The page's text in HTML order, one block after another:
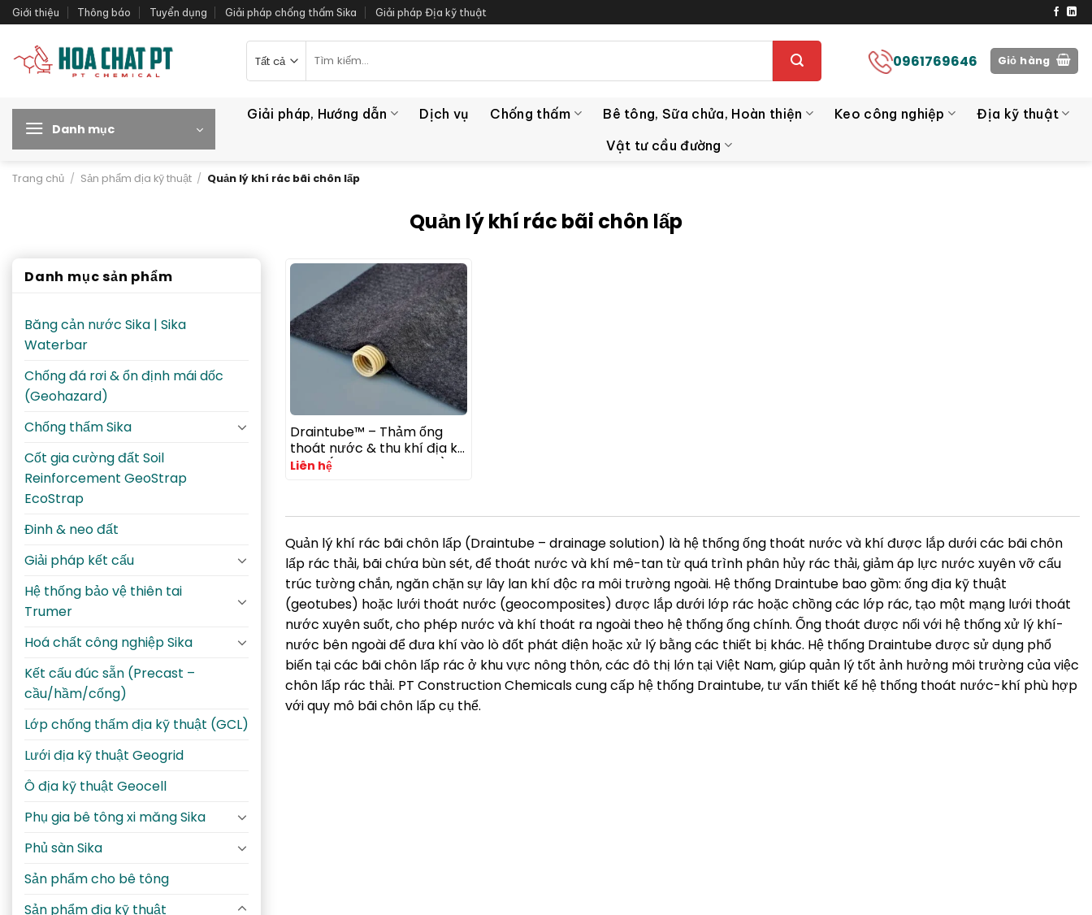
Bỏ
qua
dung
Giới thiệu Thông báo Tuyển dụng Giải pháp chống thấm Sika Giải pháp Địa kỹ thuật
kiếm:
0961769646 Giỏ hàng
Danh mục
Giải pháp, Hướng dẫn Dịch vụ Chống thấm Bê tông, Sữa chửa, Hoàn thiện Keo công nghiệp
Địa kỹ thuật
Vật tư cầu đường
Trang chủ / Sản phẩm địa kỹ thuật / Quản lý khí rác bãi chôn lấp
Quản lý khí rác bãi chôn lấp
Danh mục sản phẩm
Băng cản nước Sika | Sika
Waterbar
Chống đá rơi & ổn định mái dốc
(Geohazard)
Chống thấm Sika
Cốt gia cường đất Soil
Reinforcement GeoStrap
EcoStrap
Đinh & neo đất
Giải pháp kết cấu
Hệ thống bảo vệ thiên tai
Trumer
Hoá chất công nghiệp Sika
Kết cấu đúc sẵn (Precast –
cầu/hầm/cống)
Lớp chống thấm địa kỹ thuật (GCL)
Lưới địa kỹ thuật Geogrid
Ô địa kỹ thuật Geocell
Phụ gia bê tông xi măng Sika
Phủ sàn Sika
Sản phẩm cho bê tông
Sản phẩm địa kỹ thuật
Draintube™ – Thảm ống
thoát nước & thu khí địa kỹ
thuật (Geoquest–Afitex)
Liên hệ
Quản lý khí rác bãi chôn lấp (Draintube – drainage solution) là hệ thống ống thoát nước và khí được lắp dưới các bãi chôn
lấp rác thải, bãi chứa bùn sét, để thoát nước và khí mê-tan từ quá trình phân hủy rác thải, giảm áp lực nước xuyên vỡ cấu
trúc tường chắn, ngăn chặn sự lây lan khí độc ra môi trường ngoài. Hệ thống Draintube bao gồm: ống địa kỹ thuật
(geotubes) hoặc lưới thoát nước (geocomposites) được lắp dưới lớp rác hoặc chồng các lớp rác, tạo một mạng lưới thoát
nước xuyên suốt, cho phép nước và khí thoát ra ngoài theo hệ thống ống chính. Ống thoát được nối với hệ thống xử lý khí-
nước bên ngoài để đưa khí vào lò đốt phát điện hoặc xử lý bằng các thiết bị khác. Hệ thống Draintube được sử dụng phổ
biến tại các bãi chôn lấp rác ở khu vực nông thôn, các đô thị lớn tại Việt Nam, giúp quản lý tốt ảnh hưởng môi trường của việc
chôn lấp rác thải. PT Construction Chemicals cung cấp hệ thống Draintube, tư vấn thiết kế hệ thống thoát nước-khí phù hợp
với quy mô bãi chôn lấp cụ thể.